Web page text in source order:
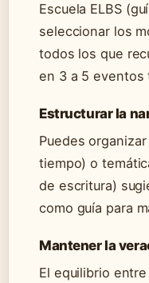
Escuela ELBS
seleccionar los
todos los que
en 3 a 5 eventos
Estructurar la
Puedes
tiempo) o
de escritura)
como guía para
Mantener la
El equilibrio